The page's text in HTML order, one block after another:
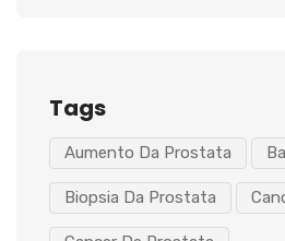
Tags
Aumento Da Prostata
Biopsia Da Prostata